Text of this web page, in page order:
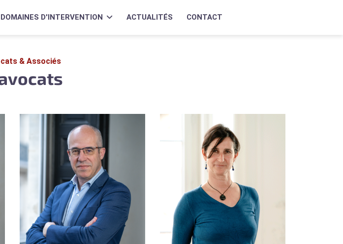
DOMAINES D'INTERVENTION ACTUALITÉS CONTACT
& Associés